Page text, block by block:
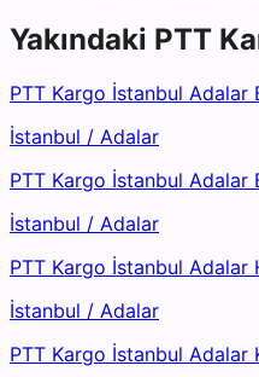
Yakındaki PTT
PTT Kargo İstanbul Adalar
İstanbul / Adalar
PTT Kargo İstanbul Adalar
İstanbul / Adalar
PTT Kargo İstanbul Adalar
İstanbul / Adalar
PTT Kargo İstanbul Adalar